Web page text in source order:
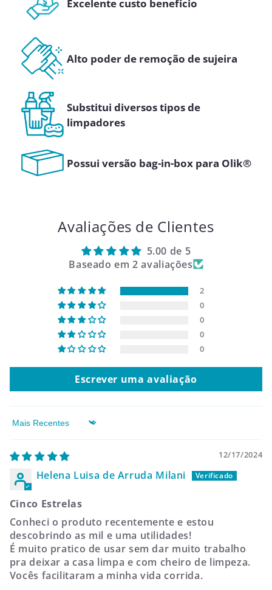
Excelente custo benefício
Alto poder de remoção de sujeira
Substitui diversos tipos de
limpadores
Possui versão bag-in-box para Olik®
Avaliações de Clientes
5.00 de 5
Baseado em 2 avaliações
2
0
0
0
0
Escrever uma avaliação
Sort by
12/17/2024
Helena Luisa de Arruda Milani
Cinco Estrelas
Conheci o produto recentemente e estou
descobrindo as mil e uma utilidades!
É muito pratico de usar sem dar muito trabalho
pra deixar a casa limpa e com cheiro de limpeza.
Vocês facilitaram a minha vida corrida.